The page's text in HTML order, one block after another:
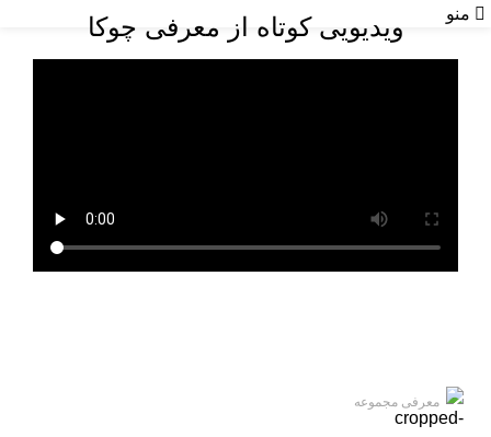
منو ویدیویی کوتاه از معرفی چوکا
معرفی مجموعه